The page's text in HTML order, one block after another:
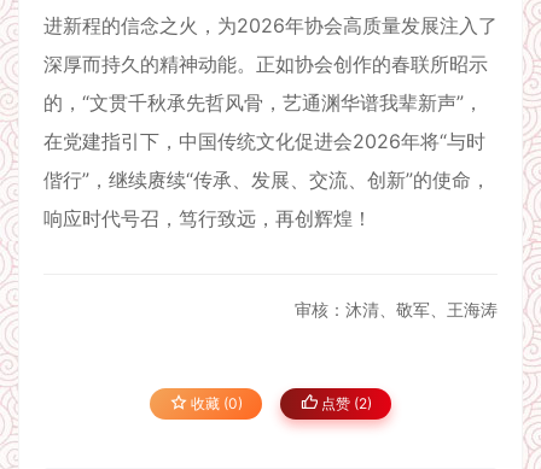
进新程的信念之火，为2026年协会高质量发展注入了
深厚而持久的精神动能。正如协会创作的春联所昭示
的，“文贯千秋承先哲风骨，艺通渊华谱我辈新声”，
在党建指引下，中国传统文化促进会2026年将“与时
偕行”，继续赓续“传承、发展、交流、创新”的使命，
响应时代号召，笃行致远，再创辉煌！
审核：沐清、敬军、王海涛
收藏 (0) 点赞 (2)